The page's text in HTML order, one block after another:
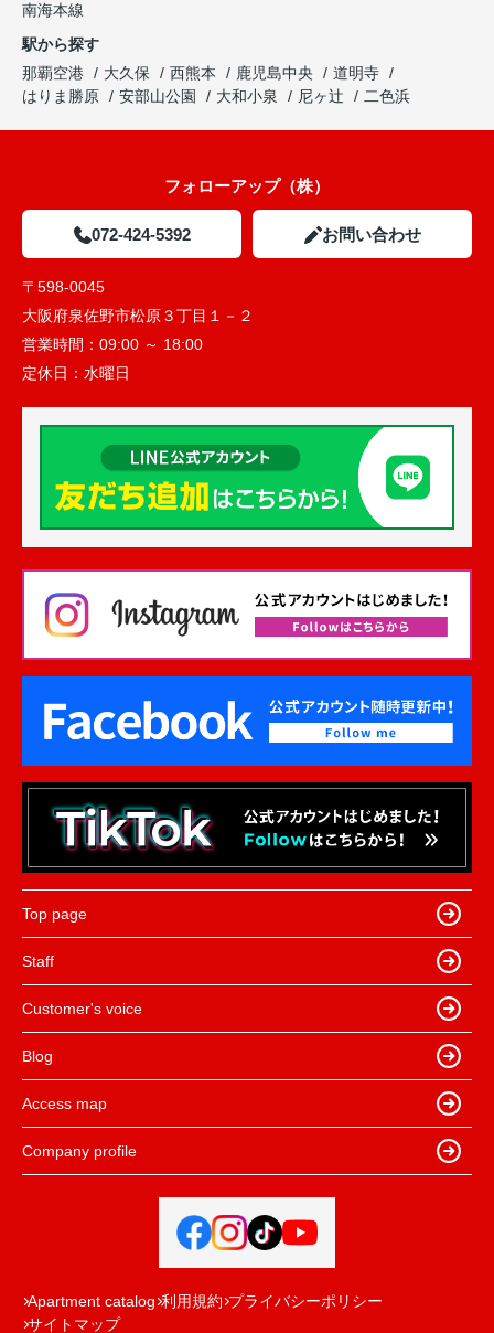
南海本線
駅から探す
那覇空港
大久保 西熊本 鹿児島中央
道明寺
はりま勝原
安部山公園 大和小泉 尼ヶ辻 二色浜
フォローアップ（株）
072-424-5392 お問い合わせ
〒598-0045
大阪府泉佐野市松原３丁目１－２
営業時間： 09:00 ～ 18:00
定休日： 水曜日
Top page
Staff
Customer's voice
Blog
Access map
Company profile
Apartment catalog 利用規約 プライバシーポリシー
サイトマップ